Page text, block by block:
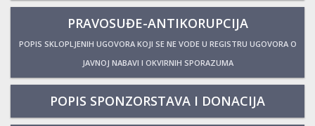
PRAVOSUĐE-ANTIKORUPCIJA
POPIS SKLOPLJENIH UGOVORA KOJI SE NE VODE U REGISTRU UGOVORA O
JAVNOJ NABAVI I OKVIRNIH SPORAZUMA
POPIS SPONZORSTAVA I DONACIJA